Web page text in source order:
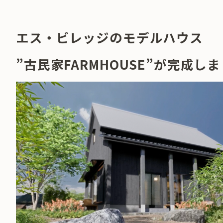
エス・ビレッジのモデルハウス
”古民家FARMHOUSE”が完成し